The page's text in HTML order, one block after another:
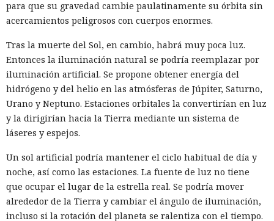
enrutamiento solo muestran que las conexiones de red
conservadas pudieron mantener la disponibilidad de la
infraestructura Salt Typhoon mientras especialistas
estadounidenses intentaban neutralizarla.
En un análisis más amplio, el comité contó casi 109 000
casos entre 2018 y mayo de 2025 en los que redes de China o
de Hong Kong pudieron declarar sin autorización
direcciones IP estadounidenses como propias. Se trata de
posibles interceptaciones de rutas BGP, el sistema que elige
la ruta del tráfico de internet. Parte de los episodios pudo
deberse a errores de configuración.
La investigación también identificó decenas de puntos de
presencia y objetos de red activos de los tres operadores en
para que su gravedad cambie paulatinamente su órbita sin
acercamientos peligrosos con cuerpos enormes.
Tras la muerte del Sol, en cambio, habrá muy poca luz.
Entonces la iluminación natural se podría reemplazar por
iluminación artificial. Se propone obtener energía del
hidrógeno y del helio en las atmósferas de Júpiter, Saturno,
Urano y Neptuno. Estaciones orbitales la convertirían en luz
y la dirigirían hacia la Tierra mediante un sistema de
láseres y espejos.
Un sol artificial podría mantener el ciclo habitual de día y
noche, así como las estaciones. La fuente de luz no tiene
que ocupar el lugar de la estrella real. Se podría mover
alrededor de la Tierra y cambiar el ángulo de iluminación,
incluso si la rotación del planeta se ralentiza con el tiempo.